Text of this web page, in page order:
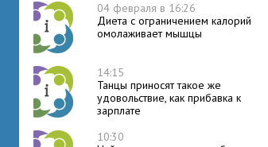
04 февраля в 16:26
Диета с ограничением калорий
омолаживает мышцы
14:15
Танцы приносят такое же
удовольствие, как прибавка к
зарплате
10:30